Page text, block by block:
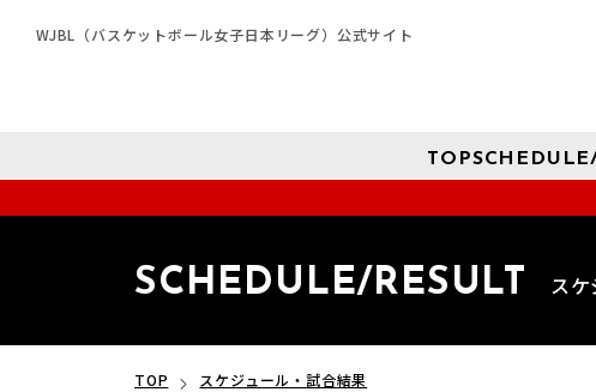
WJBL（バスケットボール女子日本リーグ）公式サイト
TOP
SCHEDULE/RESULT ス
TOP スケジュール・試合結果